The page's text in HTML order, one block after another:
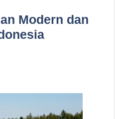
Modern dan